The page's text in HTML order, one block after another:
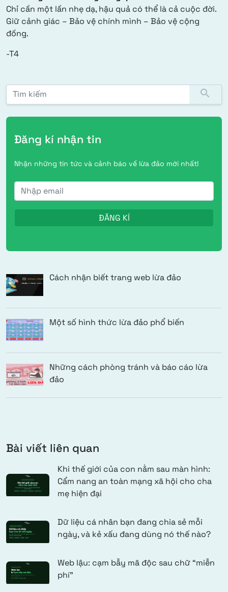
Chỉ cần một lần nhẹ dạ, hậu quả có thể là cả cuộc đời.
Giữ cảnh giác – Bảo vệ chính mình – Bảo vệ cộng
đồng.
-T4
Tìm kiếm: search
Đăng kí nhận tin
Nhận những tin tức và cảnh báo về lừa đảo mới nhất!
Cách nhận biết trang web lừa đảo
Một số hình thức lừa đảo phổ biến
Những cách phòng tránh và báo cáo lừa
đảo
Bài viết liên quan
Khi thế giới của con nằm sau màn hình:
Cẩm nang an toàn mạng xã hội cho cha
mẹ hiện đại
Dữ liệu cá nhân bạn đang chia sẻ mỗi
ngày, và kẻ xấu đang dùng nó thế nào?
Web lậu: cạm bẫy mã độc sau chữ “miễn
phí”